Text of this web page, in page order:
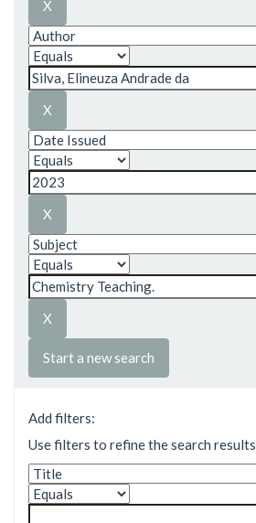
Start a new search
Add filters:
Use filters to refine the search results.